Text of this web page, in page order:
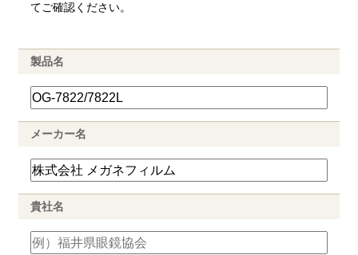
てご確認ください。
製品名
メーカー名
貴社名